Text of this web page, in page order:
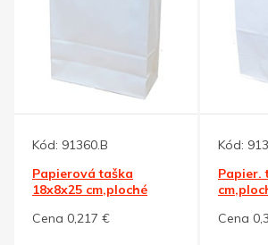
Kód: 91360.B
Papierová taška
18x8x25 cm,ploché
Cena 0,217 €
Kód:
Papier.
Cena